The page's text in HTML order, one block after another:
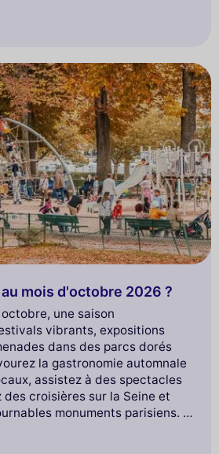
mois d'octobre 2026 ?
une saison
vibrants, expositions
dans des parcs dorés
la gastronomie automnale
assistez à des spectacles
croisières sur la Seine et
monuments parisiens. En
vous séduit à chaque coin de